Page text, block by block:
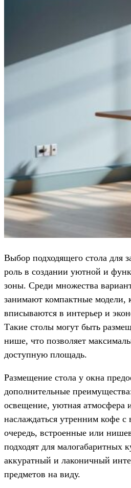
Выбор подходящего стола для
роль в создании уютной и
зоны. Среди множества
занимают компактные модели,
вписываются в интерьер и
Такие столы могут быть
нише, что позволяет
доступную площадь.
Размещение стола у окна
дополнительные
освещение, уютная атмосфера
наслаждаться утренним кофе
очередь, встроенные или
подходят для малогабаритных
аккуратный и лаконичный
предметов на виду.